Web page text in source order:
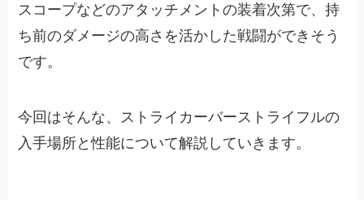
スコープなどのアタッチメントの装着次第で、持
ち前のダメージの高さを活かした戦闘ができそう
です。
今回はそんな、ストライカーバーストライフルの
入手場所と性能について解説していきます。